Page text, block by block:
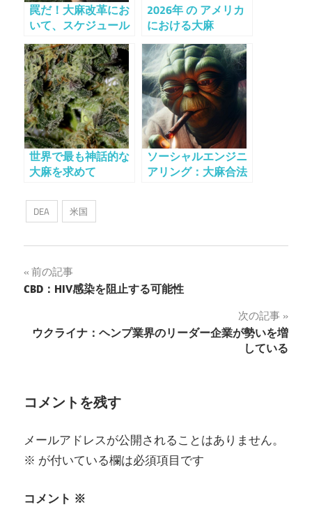
罠だ！大麻改革にお
いて、スケジュール
IIIが現状維持より悪
化する可能性
2026年 の アメリカ
における大麻
世界で最も神話的な
大麻を求めて
ソーシャルエンジニ
アリング：大麻合法
DEA 米国
投
稿
ナ
ー
シ
ョ
ン
前の記事
CBD：HIV感染を阻止する可能性
次の記事
ウクライナ：ヘンプ業界のリーダー企業が勢いを増
している
コメントを残す
メールアドレスが公開されることはありません。
※ が付いている欄は必須項目です
コメント ※